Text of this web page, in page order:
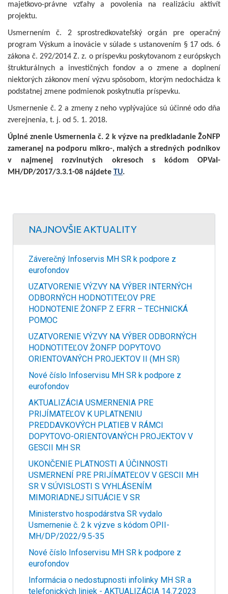
majetkovo-právne vzťahy a povolenia na realizáciu aktivít
projektu.
Usmernením č. 2 sprostredkovateľský orgán pre operačný
program Výskum a inovácie v súlade s ustanovením § 17 ods. 6
zákona č. 292/2014 Z. z. o príspevku poskytovanom z európskych
štrukturálnych a investičných fondov a o zmene a doplnení
niektorých zákonov mení výzvu spôsobom, ktorým nedochádza k
podstatnej zmene podmienok poskytnutia príspevku.
Usmernenie č. 2 a zmeny z neho vyplývajúce sú účinné odo dňa
zverejnenia, t. j. od 5. 1. 2018.
Úplné znenie Usmernenia č. 2 k výzve na predkladanie ŽoNFP
zameranej na podporu mikro-, malých a stredných podnikov
v najmenej rozvinutých okresoch s kódom OPVaI-
MH/DP/2017/3.3.1-08 nájdete TU.
NAJNOVŠIE AKTUALITY
Záverečný Infoservis MH SR k podpore z
eurofondov
UZATVORENIE VÝZVY NA VÝBER INTERNÝCH
ODBORNÝCH HODNOTITEĽOV PRE
HODNOTENIE ŽONFP Z EFRR – TECHNICKÁ
POMOC
UZATVORENIE VÝZVY NA VÝBER ODBORNÝCH
HODNOTITEĽOV ŽONFP DOPYTOVO
ORIENTOVANÝCH PROJEKTOV II (MH SR)
Nové číslo Infoservisu MH SR k podpore z
eurofondov
AKTUALIZÁCIA USMERNENIA PRE
PRIJÍMATEĽOV K UPLATNENIU
PREDDAVKOVÝCH PLATIEB V RÁMCI
DOPYTOVO-ORIENTOVANÝCH PROJEKTOV V
GESCII MH SR
UKONČENIE PLATNOSTI A ÚČINNOSTI
USMERNENÍ PRE PRIJÍMATEĽOV V GESCII MH
SR V SÚVISLOSTI S VYHLÁSENÍM
MIMORIADNEJ SITUÁCIE V SR
Ministerstvo hospodárstva SR vydalo
Usmernenie č. 2 k výzve s kódom OPII-
MH/DP/2022/9.5-35
Nové číslo Infoservisu MH SR k podpore z
eurofondov
Informácia o nedostupnosti infolinky MH SR a
telefonických liniek - AKTUALIZÁCIA 14.7.2023